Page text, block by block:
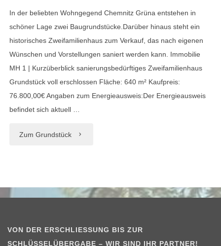
In der beliebten Wohngegend Chemnitz Grüna entstehen in
schöner Lage zwei Baugrundstücke.Darüber hinaus steht ein
historisches Zweifamilienhaus zum Verkauf, das nach eigenen
Wünschen und Vorstellungen saniert werden kann. Immobilie
MH 1 | Kurzüberblick sanierungsbedürftiges Zweifamilienhaus
Grundstück voll erschlossen Fläche: 640 m² Kaufpreis:
76.800,00€ Angaben zum Energieausweis:Der Energieausweis
befindet sich aktuell …
Zum Grundstück "Baugrundstücke
Grüna"
VON DER ERSCHLIESSUNG BIS ZUR S
CHLÜSSELÜBERGABE – WIR SIND IHR PARTNER!